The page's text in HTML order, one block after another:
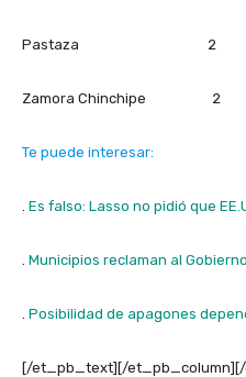
Pastaza
Zamora
Te puede interesar:
Es falso: Lasso no pidió que
Municipios reclaman al
Posibilidad de apagones
[/et_pb_text][/